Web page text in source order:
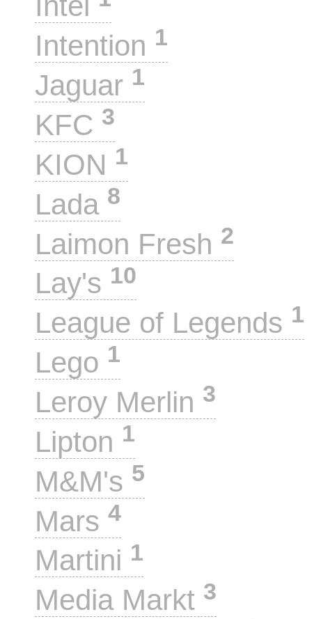
Intention 1
Jaguar 1
KFC 3
KION 1
Lada 8
Laimon Fresh 2
Lay's 10
League of Legends 1
Lego 1
Leroy Merlin 3
Lipton 1
M&M's 5
Mars 4
Martini 1
Media Markt 3